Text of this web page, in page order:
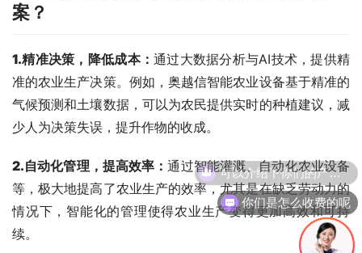
案？
1.精准决策，降低成本：通过大数据分析与AI技术，提供精
准的农业生产决策。例如，奥越信智能农业设备基于精准的
气候预测和土壤数据，可以为农民提供实时的种植建议，减
少人为决策失误，提升作物的收成。
2.自动化管理，提高效率 ：通过智能灌溉、自动化农业设备
等，极大地提高了农业生产的效率，尤其是在缺乏劳动力的
情况下，智能化的管理使得农业生产变得更加高效和可持
续。
可以介绍下你们的产品么
你们是怎么收费的呢